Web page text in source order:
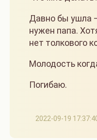
2022-09-19
Давно бы ушла
нужен папа.
нет толкового
Молодость
Погибаю.